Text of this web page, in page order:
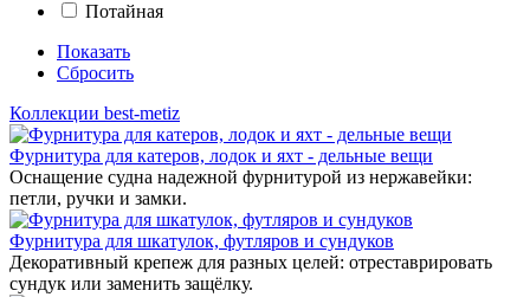
Потайная
Показать
Сбросить
Коллекции best-metiz
Фурнитура для катеров, лодок и яхт - дельные вещи
Оснащение судна надежной фурнитурой из нержавейки:
петли, ручки и замки.
Фурнитура для шкатулок, футляров и сундуков
Декоративный крепеж для разных целей: отреставрировать
сундук или заменить защёлку.